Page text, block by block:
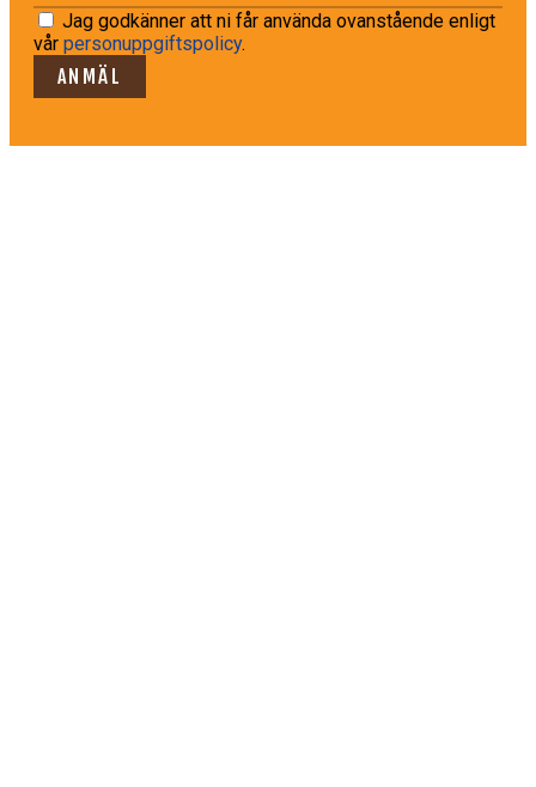
Jag godkänner att ni får använda ovanstående enligt
vår personuppgiftspolicy.
ANMÄL